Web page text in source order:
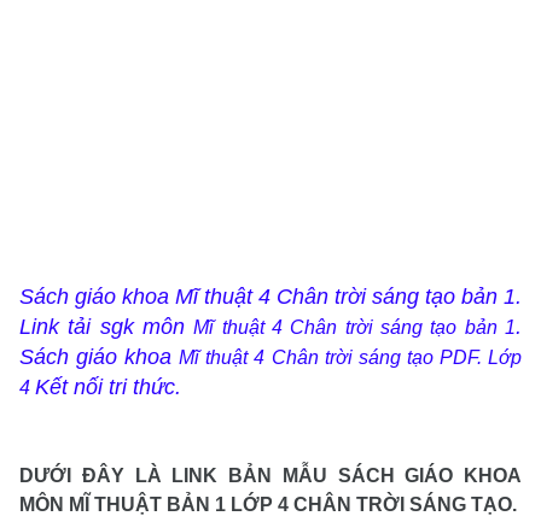
Sách giáo khoa Mĩ thuật 4 Chân trời sáng tạo bản 1.
Link tải sgk môn Mĩ thuật 4 Chân trời sáng tạo bản 1.
Sách giáo khoaMĩ thuật 4 Chân trời sáng tạo PDF. Lớp
4 Kết nối tri thức.
DƯỚI ĐÂY LÀ LINK BẢN MẪU SÁCH GIÁO KHOA
MÔN MĨ THUẬT BẢN 1 LỚP 4 CHÂN TRỜI SÁNG TẠO.